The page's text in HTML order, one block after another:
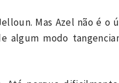
Mas Azel não é o
algum modo